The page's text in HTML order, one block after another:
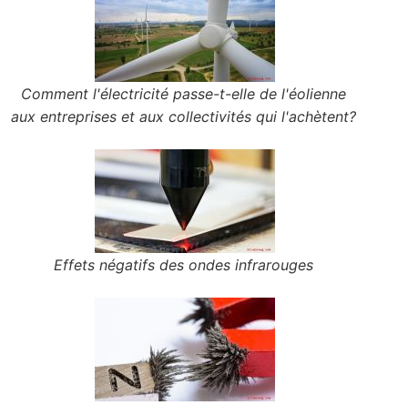
Comment l'électricité passe-t-elle de l'éolienne
aux entreprises et aux collectivités qui l'achètent?
Effets négatifs des ondes infrarouges